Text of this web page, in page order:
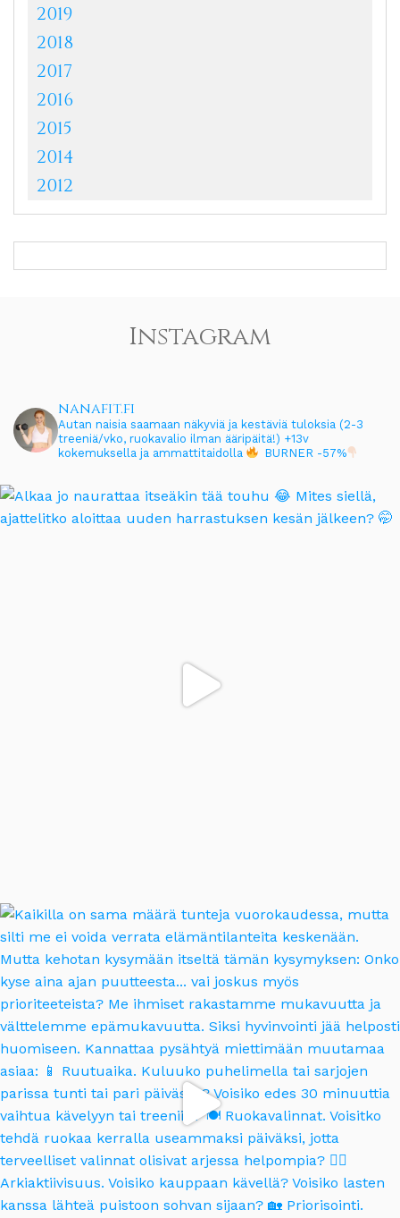
2019
2018
2017
2016
2015
2014
2012
Instagram
nanafit.fi
Autan naisia saamaan näkyviä ja kestäviä tuloksia (2-3
treeniä/vko, ruokavalio ilman ääripäitä!) +13v
kokemuksella ja ammattitaidolla
BURNER -57%